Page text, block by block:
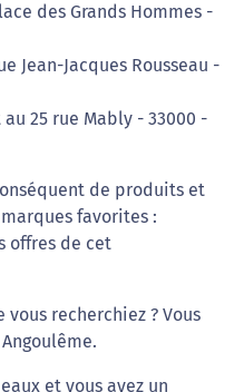
des Grands Hommes -
Jean-Jacques Rousseau -
25 rue Mably - 33000 -
de produits et
favorites :
offres de cet
recherchiez ? Vous
et vous avez un